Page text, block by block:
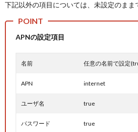
下記以外の項目については、未設定のまま
APNの設定項目
名前 任意の名前で設定
APN internet
ユーザ名 true
パスワード true